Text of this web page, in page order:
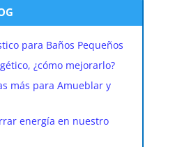
para Baños Pequeños
¿cómo mejorarlo?
más para Amueblar y
energía en nuestro